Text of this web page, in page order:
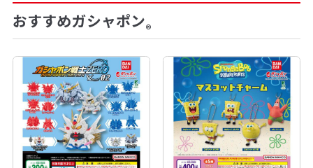
おすすめガシャポン®